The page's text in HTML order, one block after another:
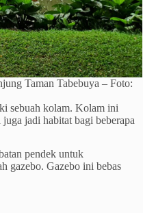
Taman Tabebuya – Foto:
sebuah kolam. Kolam ini
jadi habitat bagi beberapa
pendek untuk
gazebo. Gazebo ini bebas